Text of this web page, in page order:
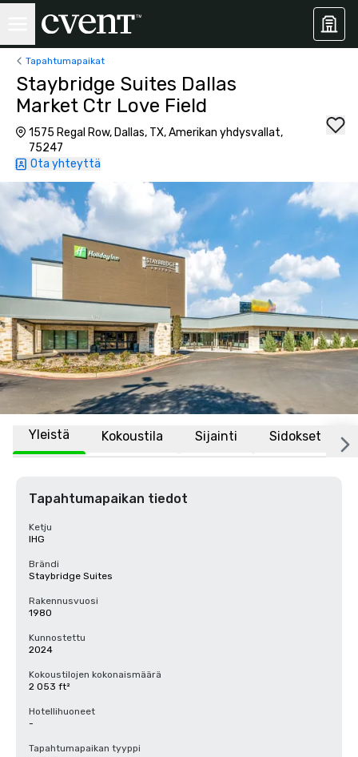
Tapahtumapaikat
Staybridge Suites Dallas
Market Ctr Love Field
1575 Regal Row, Dallas, TX, Amerikan yhdysvallat,
75247
Ota yhteyttä
Yleistä Kokoustila Sijainti Sidokset
Tapahtumapaikan tiedot
Ketju
IHG
Brändi
Staybridge Suites
Rakennusvuosi
1980
Kunnostettu
2024
Kokoustilojen kokonaismäärä
2 053 ft²
Hotellihuoneet
-
Tapahtumapaikan tyyppi